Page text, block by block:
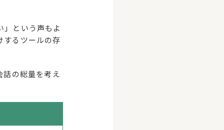
」という声もよ
するツールの存
話の総量を考え